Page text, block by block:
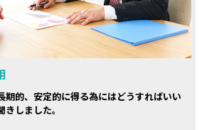
期的、安定的に得る為にはどうすればいい
しました。